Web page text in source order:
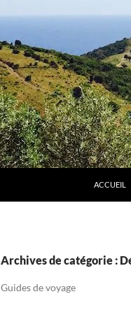
ACCUEIL
Archives de catégorie :
Guides de voyage